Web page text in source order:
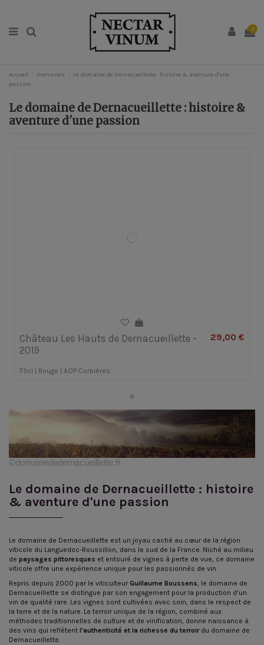
0
Accueil Domaines
Le domaine de Dernacueillette : histoire & aventure d'une
passion
Le domaine de Dernacueillette : histoire &
aventure d'une passion
Château Les Hauts de Dernacueillette -
2019
29,00 €
75cl | Rouge | AOP Corbières
©domainededernacueillette.fr
Le domaine de Dernacueillette : histoire
& aventure d'une passion
Le domaine de Dernacueillette est un joyau caché au cœur de la région
viticole du Languedoc-Roussillon, dans le sud de la France. Niché au milieu
de paysages pittoresques et entouré de vignes à perte de vue, ce domaine
viticole offre une expérience unique pour les passionnés de vin.
Repris depuis 2000 par le viticulteur Guillaume Boussens, le domaine de
Dernacueillette se distingue par son engagement pour la production d’un
vin de qualité rare. Les vignes sont cultivées avec soin, dans le respect de
la terre et de la nature. Le terroir unique de la région, combiné aux
méthodes traditionnelles de culture et de vinification, donne naissance à
des vins qui reflètent l'authenticité et la richesse du terroirdu domaine de
Dernacueillette.